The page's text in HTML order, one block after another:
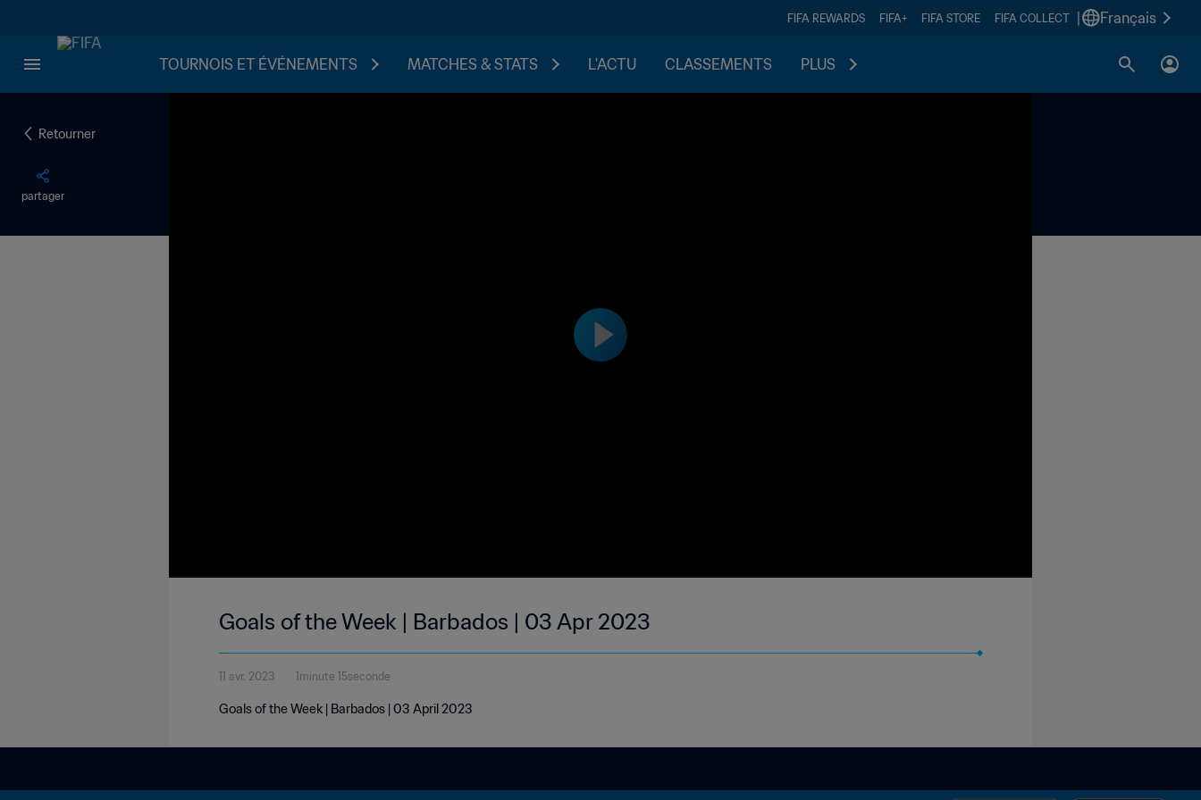
FIFA REWARDS FIFA+ FIFA STORE FIFA COLLECT Français
TOURNOIS ET ÉVÉNEMENTS MATCHES & STATS L'ACTU CLASSEMENTS PLUS
Retourner
partager
Goals of the Week | Barbados | 03 Apr 2023
11 avr. 2023 1minute 15seconde
Goals of the Week | Barbados | 03 April 2023